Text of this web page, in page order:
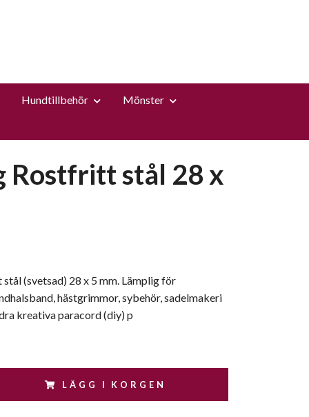
Hundtillbehör Mönster
Rostfritt stål 28 x
(svetsad) 28 x 5 mm. Lämplig för
hästgrimmor, sybehör, sadelmakeri
kreativa paracord (diy) p
LÄGG I KORGEN